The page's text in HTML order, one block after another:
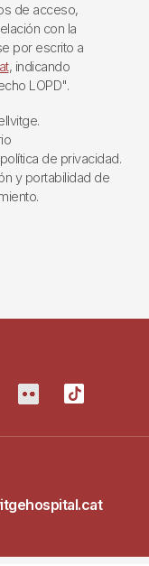
de acceso,
con la
por escrito a
, indicando
LOPD".
de privacidad.
y portabilidad de